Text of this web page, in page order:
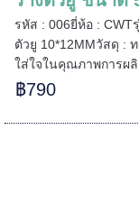
รหัส : 006ยี่ห้อ :
ตัวยู 10*12MMวัสดุ :
ใส่ใจในคุณภาพการผ
฿790